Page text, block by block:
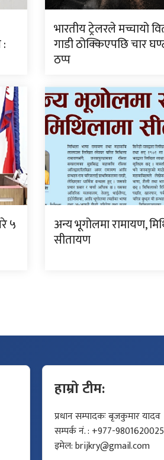
:
भारतीय ट्रेलरले मच्चायो
गाडी ठोक्किएपछि चार
ठप्प
५ अन्य भूगोलमा रामायण,
सीतायण
हाम्रो टीम:
प्रधान सम्पादकः बृजकुमार यादव
सम्पर्क नं. : +977-9801620025
इमेल:brijkry@gmail.com